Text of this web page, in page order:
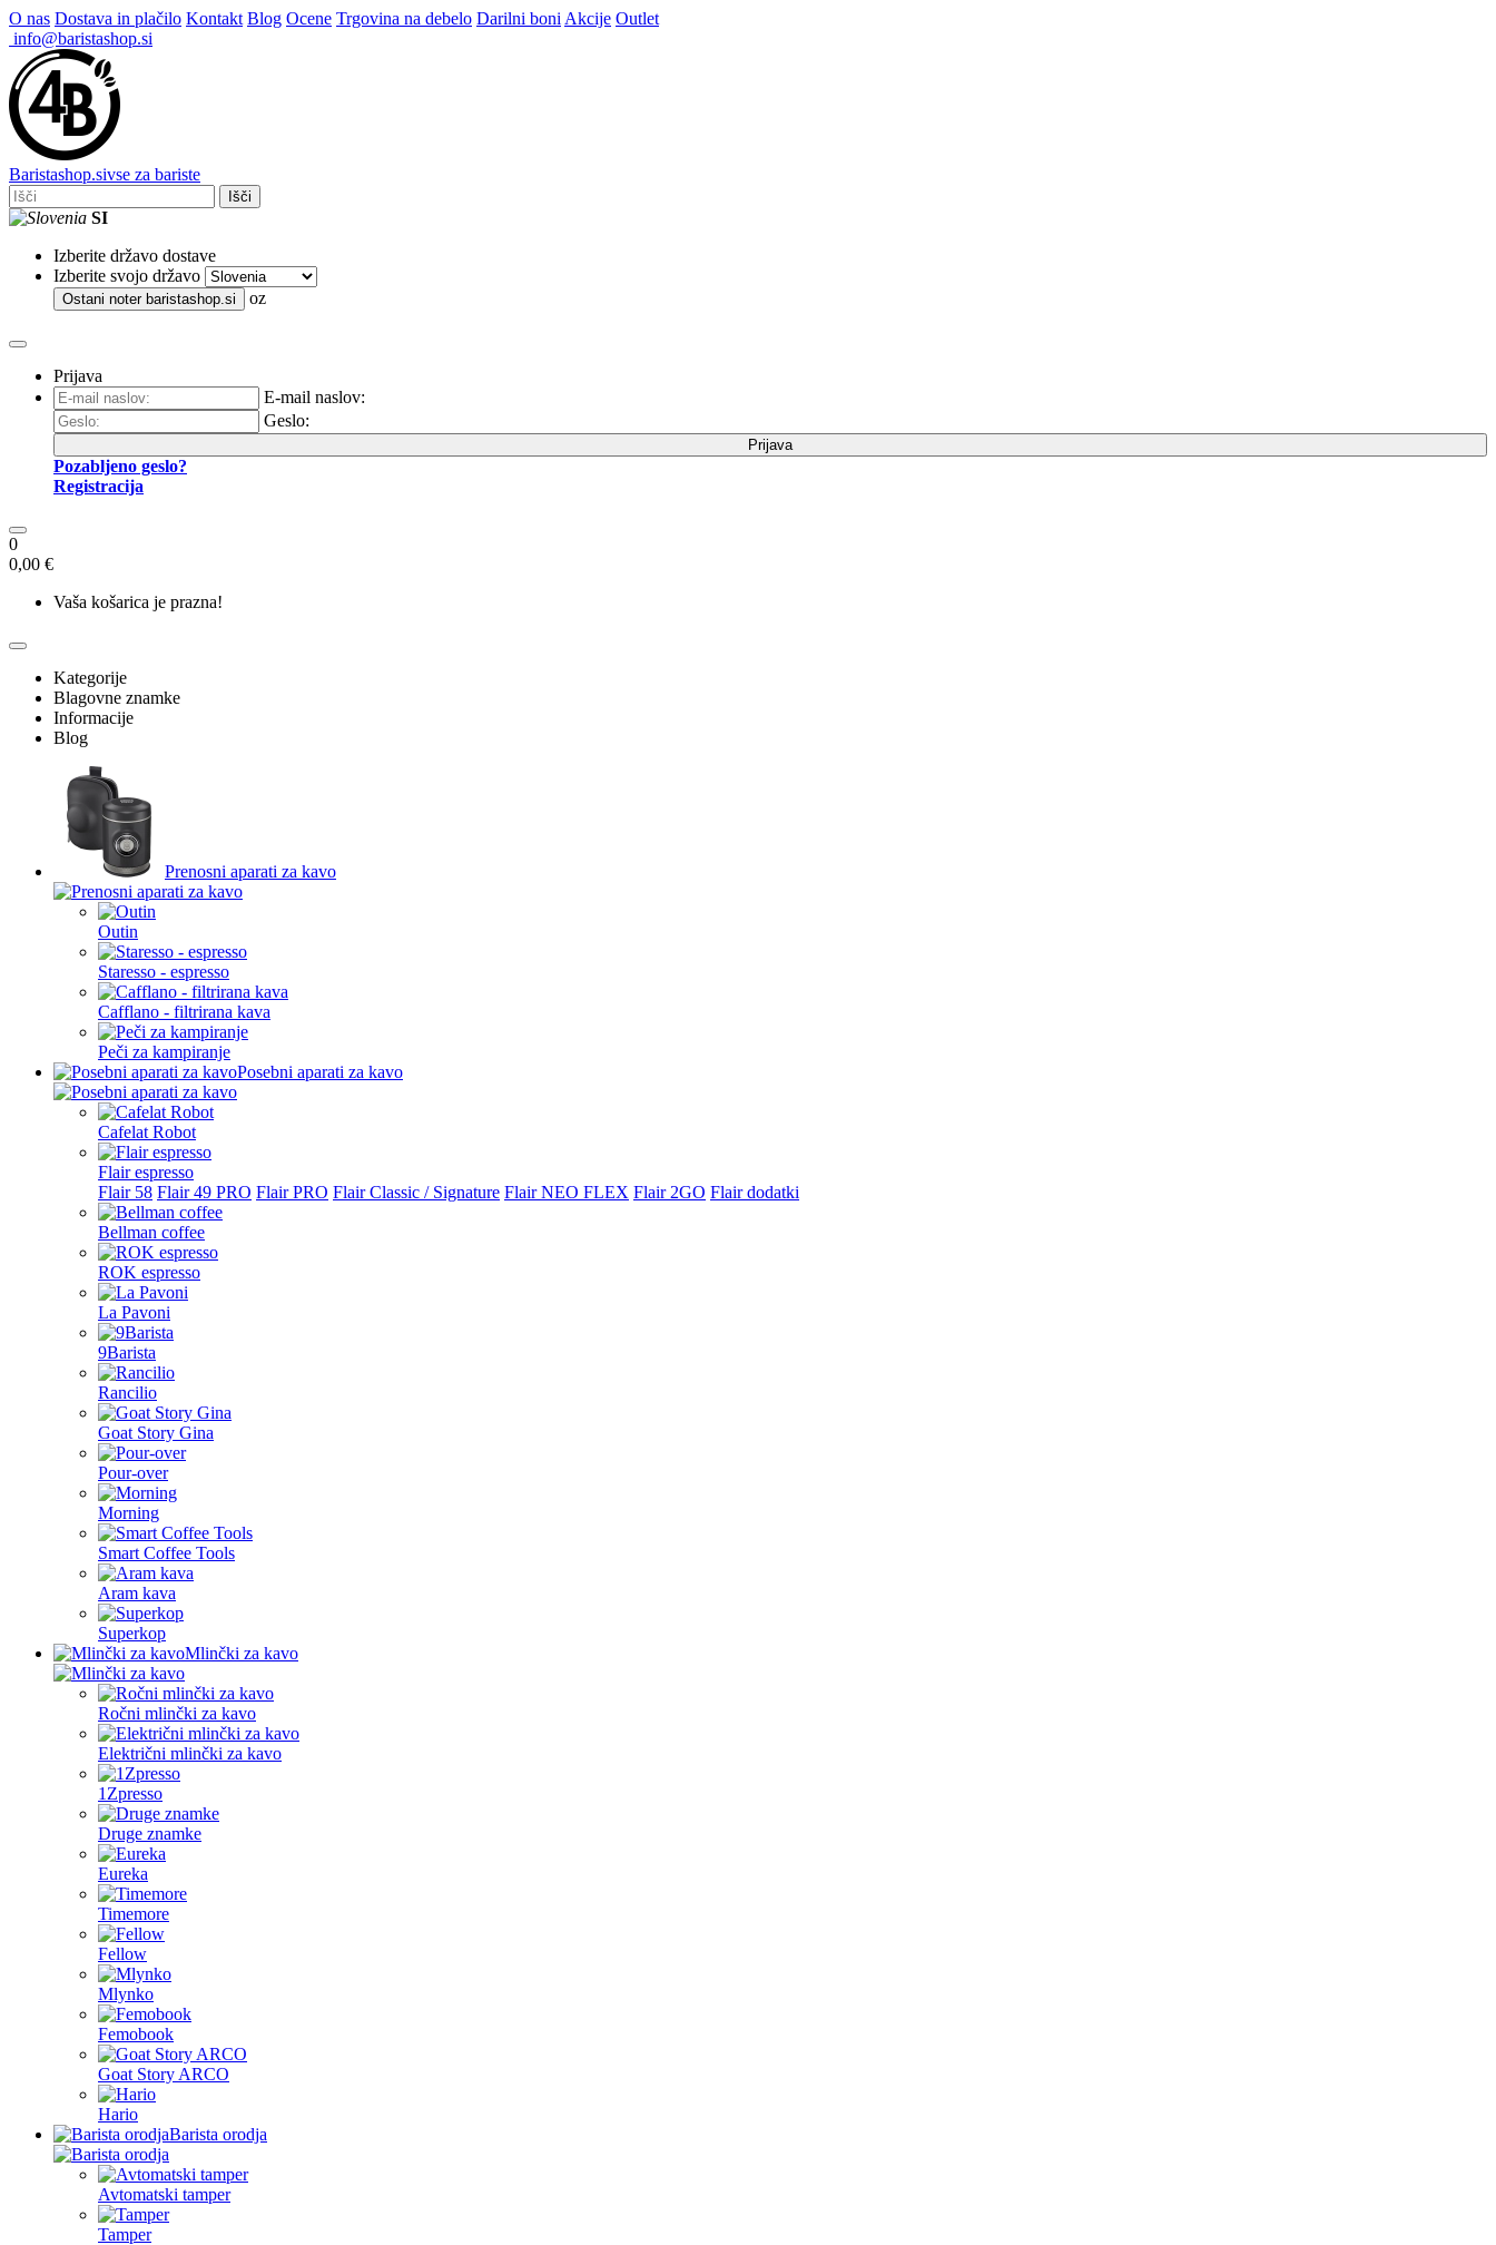
O nas Dostava in plačilo Kontakt Blog Ocene Trgovina na debelo Darilni boni Akcije Outlet
info@baristashop.si
Baristashop.sivse za bariste
Išči
SI
Izberite državo dostave
Izberite svojo državo
Ostani noter baristashop.si oz
Prijava
E-mail naslov:
Geslo:
Prijava
Pozabljeno geslo?
Registracija
0
0,00 €
Vaša košarica je prazna!
Kategorije
Blagovne znamke
Informacije
Blog
Prenosni aparati za kavo
Outin
Staresso - espresso
Cafflano - filtrirana kava
Peči za kampiranje
Posebni aparati za kavo
Cafelat Robot
Flair espresso
Flair 58 Flair 49 PRO Flair PRO Flair Classic / Signature Flair NEO FLEX Flair 2GO Flair dodatki
Bellman coffee
ROK espresso
La Pavoni
9Barista
Rancilio
Goat Story Gina
Pour-over
Morning
Smart Coffee Tools
Aram kava
Superkop
Mlinčki za kavo
Ročni mlinčki za kavo
Električni mlinčki za kavo
1Zpresso
Druge znamke
Eureka
Timemore
Fellow
Mlynko
Femobook
Goat Story ARCO
Hario
Barista orodja
Avtomatski tamper
Tamper